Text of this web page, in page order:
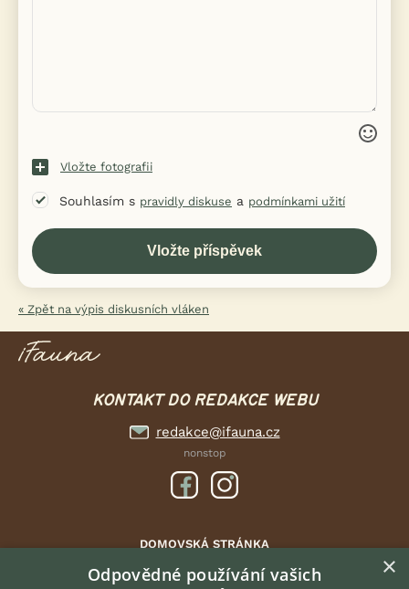
Vložte fotografii
Souhlasím s pravidly diskuse a podmínkami užití
« Zpět na výpis diskusních vláken
KONTAKT DO REDAKCE WEBU
redakce@ifauna.cz
nonstop
DOMOVSKÁ STRÁNKA
INZERCE
×
Odpovědné používání vašich